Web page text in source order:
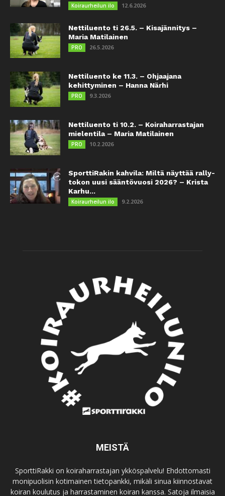
Koiraurheilun ilo 12.6.2026
Nettiluento ti 26.5. – Kisajännitys –
Maria Matilainen
PRO 26.5.2026
Nettiluento ke 11.3. – Ohjaajana
kehittyminen – Hanna Närhi
PRO 9.3.2026
Nettiluento ti 10.2. – Koiraharrastajan
mielentila – Maria Matilainen
PRO 10.2.2026
SporttiRakin kahvila: Miltä näyttää rally-
tokon uusi sääntövuosi 2026? – Krista
Karhu...
Koiraurheilun ilo 9.2.2026
MEISTÄ
SporttiRakki on koiraharrastajan ykköspalvelu! Ehdottomasti
monipuolisin kotimainen tietopankki, mikäli sinua kiinnostavat
koiran koulutus ja harrastaminen koiran kanssa. Satoja ilmaisia